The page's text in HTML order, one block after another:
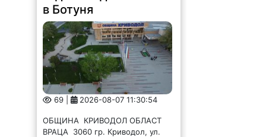
в Ботуня
69 | 2026-08-07 11:30:54
ОБЩИНА КРИВОДОЛ ОБЛАСТ
ВРАЦА 3060 гр. Криводол, ул.